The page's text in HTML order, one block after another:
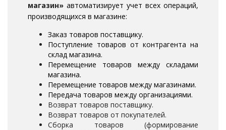
магазин» автоматизирует учет всех операций,
производящихся в магазине:
Заказ товаров поставщику.
Поступление товаров от контрагента на
склад магазина.
Перемещение товаров между складами
магазина.
Перемещение товаров между магазинами.
Передача товаров между организациями.
Возврат товаров поставщику.
Возврат товаров от покупателей.
Сборка товаров (формирование